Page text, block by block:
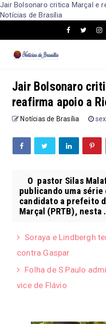
Jair Bolsonaro critica Marçal e
Notícias de Brasília
Jair Bolsonaro
reafirma apoio a
Notícias de Brasília
O pastor Silas
publicando uma
candidato a prefeito
Marçal (PRTB), nesta
Soraya e Lindbergh
contra Gaspar
Folha de S.Paulo
vice de Flávio